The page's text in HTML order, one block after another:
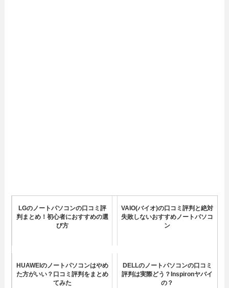
LGのノートパソコンの口コミ評
判まとめ！初心者におすすめの選
び方
VAIO(バイオ)の口コミ評判と絶対
失敗しないおすすめノートパソコ
ン
HUAWEIのノートパソコンはやめ
た方がいい？口コミ評判をまとめ
てみた
DELLのノートパソコンの口コミ
評判は実際どう？Inspironヤバイ
の？